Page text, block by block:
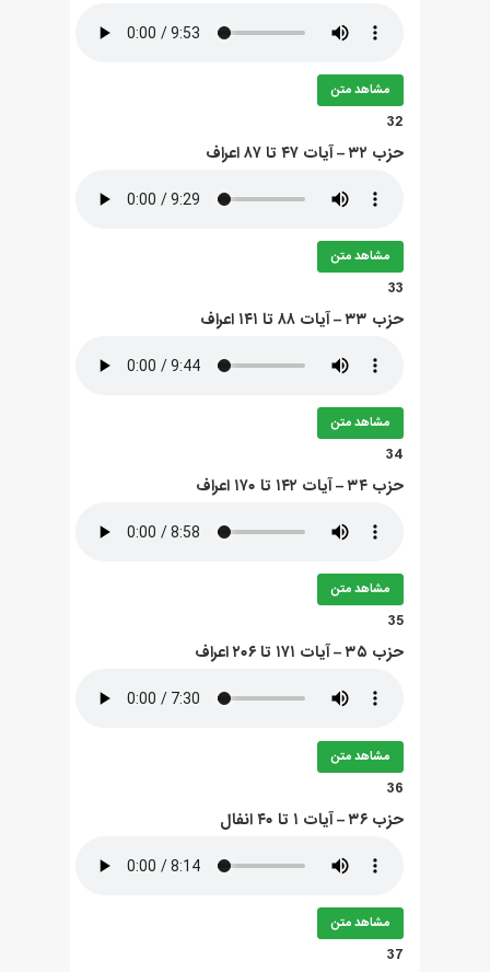
مشاهد متن
32
حزب ۳۲ – آيات ۴۷ تا ۸۷ اعراف
مشاهد متن
33
حزب ۳۳ – آيات ۸۸ تا ۱۴۱ اعراف
مشاهد متن
34
حزب ۳۴ – آيات ۱۴۲ تا ۱۷۰ اعراف
مشاهد متن
35
حزب ۳۵ – آيات ۱۷۱ تا ۲۰۶ اعراف
مشاهد متن
36
حزب ۳۶ – آيات ۱ تا ۴۰ انفال
مشاهد متن
37